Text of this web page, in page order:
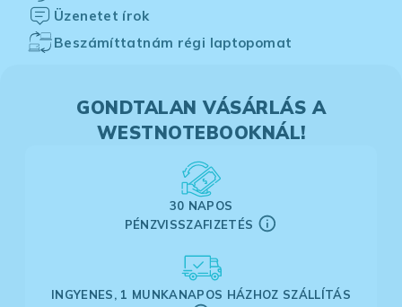
Üzenetet írok
Beszámíttatnám régi laptopomat
GONDTALAN VÁSÁRLÁS A
WESTNOTEBOOKNÁL!
30 NAPOS
PÉNZVISSZAFIZETÉS
INGYENES, 1 MUNKANAPOS HÁZHOZ SZÁLLÍTÁS